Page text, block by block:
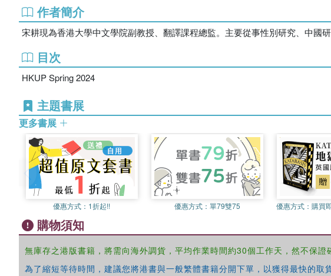
作者簡介
宋耕現為香港大學中文學院副教授、翻譯課程總監。主要從事性別研究、中國
目次
HKUP Spring 2024
主題書展
更多書展
優惠方式： 1折起!! 優惠方式： 單79雙75 優惠方式：購買
購物須知
無庫存之港版書籍，將需向海外調貨，平均作業時間約30個工作天，然不保證
為了縮短等待時間，建議您將港書與一般繁體書籍分開下單，以獲得最快的取貨